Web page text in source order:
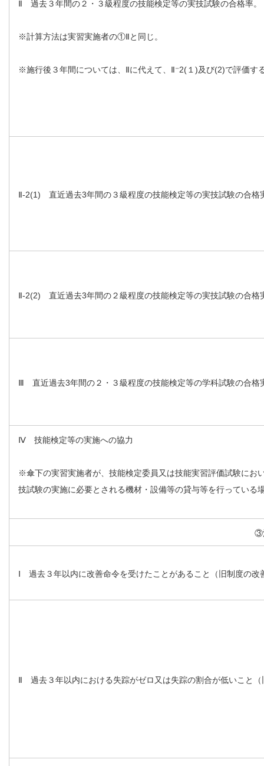
Ⅱ 過去３年間の２・３級程度の技能検定等の実技試験の合格率。
※計算方法は実習実施者の①Ⅱと同じ。
※施行後３年間については、Ⅱに代えて、Ⅱ⁻2(１)及び(2)で評価す
Ⅱ-2(1) 直近過去3年間の３級程度の技能検定等の実技試験の合格
Ⅱ-2(2) 直近過去3年間の２級程度の技能検定等の実技試験の合格
Ⅲ 直近過去3年間の２・３級程度の技能検定等の学科試験の
Ⅳ 技能検定等の実施への協力
※傘下の実習実施者が、技能検定委員又は技能実習評価試験にお
技試験の実施に必要とされる機材・設備等の貸与等を行っている
③
Ⅰ 過去３年以内に改善命令を受けたことがあること（旧制度の改
Ⅱ 過去３年以内における失踪がゼロ又は失踪の割合が低いこと（